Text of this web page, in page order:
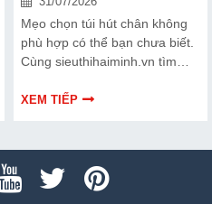
Mẹo chọn túi hút chân không
phù hợp có thể bạn chưa biết.
Cùng sieuthihaiminh.vn tìm
thông tin bài viết dưới đây nhé!
XEM TIẾP